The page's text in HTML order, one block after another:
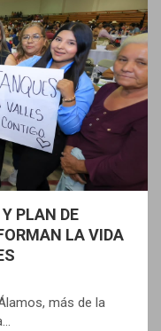
PLAN DE
LA VIDA
más de la